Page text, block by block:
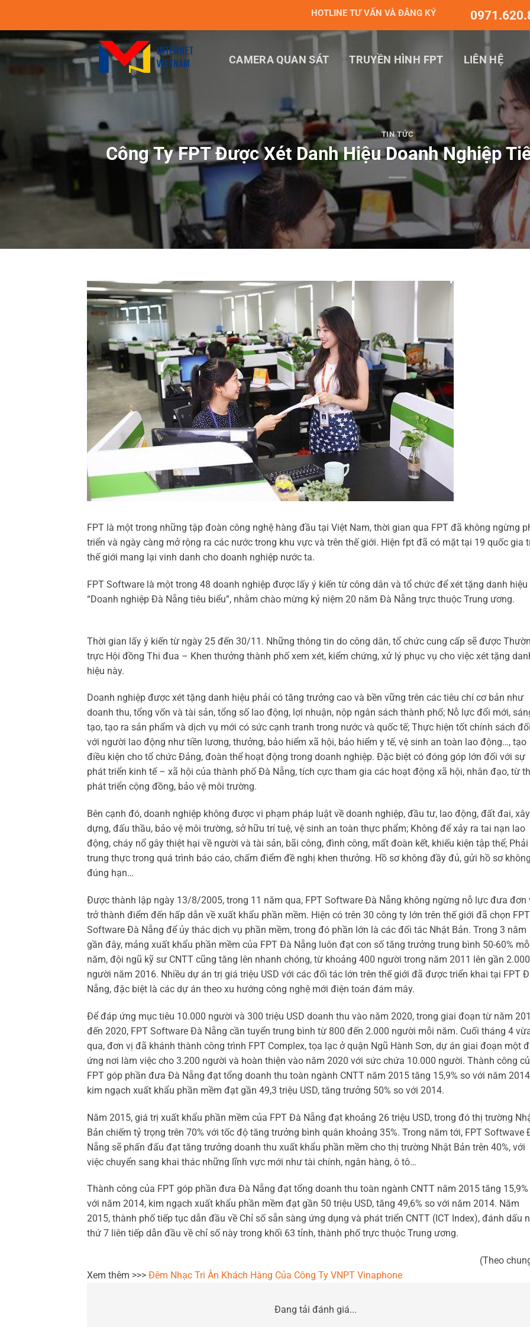
nội
dung
HOTLINE TƯ VẤN VÀ ĐĂNG KÝ
CAMERA QUAN SÁT TRUYỀN HÌNH FPT LIÊN HỆ
TIN TỨC
Công Ty FPT Được Xét Danh Hiệu Doanh Nghiệp
FPT là một trong những tập đoàn công nghệ hàng đầu tại Việt Nam, thời gian qua FPT đã không ngừng
triển và ngày càng mở rộng ra các nước trong khu vực và trên thế giới. Hiện fpt đã có mặt tại 19 quốc gia
thế giới mang lại vinh danh cho doanh nghiệp nước ta.
FPT Software là một trong 48 doanh nghiệp được lấy ý kiến từ công dân và tổ chức để xét tặng danh hiệu
“Doanh nghiệp Đà Nẵng tiêu biểu”, nhằm chào mừng kỷ niệm 20 năm Đà Nẵng trực thuộc Trung ương.
Thời gian lấy ý kiến từ ngày 25 đến 30/11. Những thông tin do công dân, tổ chức cung cấp sẽ được
trực Hội đồng Thi đua – Khen thưởng thành phố xem xét, kiểm chứng, xử lý phục vụ cho việc xét tặng
hiệu này.
Doanh nghiệp được xét tặng danh hiệu phải có tăng trưởng cao và bền vững trên các tiêu chí cơ bản như
doanh thu, tổng vốn và tài sản, tổng số lao động, lợi nhuận, nộp ngân sách thành phố; Nỗ lực đổi mới,
tạo, tạo ra sản phẩm và dịch vụ mới có sức cạnh tranh trong nước và quốc tế; Thực hiện tốt chính sách đối
với người lao động như tiền lương, thưởng, bảo hiểm xã hội, bảo hiểm y tế, vệ sinh an toàn lao động…, tạo
điều kiện cho tổ chức Đảng, đoàn thể hoạt động trong doanh nghiệp. Đặc biệt có đóng góp lớn đối với sự
phát triển kinh tế – xã hội của thành phố Đà Nẵng, tích cực tham gia các hoạt động xã hội, nhân đạo, từ
phát triển cộng đồng, bảo vệ môi trường.
Bên cạnh đó, doanh nghiệp không được vi phạm pháp luật về doanh nghiệp, đầu tư, lao động, đất đai, xây
dựng, đấu thầu, bảo vệ môi trường, sở hữu trí tuệ, vệ sinh an toàn thực phẩm; Không để xảy ra tai nạn lao
động, cháy nổ gây thiệt hại về người và tài sản, bãi công, đình công, mất đoàn kết, khiếu kiện tập thể; Phải
trung thực trong quá trình báo cáo, chấm điểm đề nghị khen thưởng. Hồ sơ không đầy đủ, gửi hồ sơ không
đúng hạn…
Được thành lập ngày 13/8/2005, trong 11 năm qua, FPT Software Đà Nẵng không ngừng nỗ lực đưa đơn
trở thành điểm đến hấp dẫn về xuất khẩu phần mềm. Hiện có trên 30 công ty lớn trên thế giới đã chọn FPT
Software Đà Nẵng để ủy thác dịch vụ phần mềm, trong đó phần lớn là các đối tác Nhật Bản. Trong 3 năm
gần đây, mảng xuất khẩu phần mềm của FPT Đà Nẵng luôn đạt con số tăng trưởng trung bình 50-60%
năm, đội ngũ kỹ sư CNTT cũng tăng lên nhanh chóng, từ khoảng 400 người trong năm 2011 lên gần 2.000
người năm 2016. Nhiều dự án trị giá triệu USD với các đối tác lớn trên thế giới đã được triển khai tại FPT
Nẵng, đặc biệt là các dự án theo xu hướng công nghệ mới điện toán đám mây.
Để đáp ứng mục tiêu 10.000 người và 300 triệu USD doanh thu vào năm 2020, trong giai đoạn từ năm
đến 2020, FPT Software Đà Nẵng cần tuyển trung bình từ 800 đến 2.000 người mỗi năm. Cuối tháng 4
qua, đơn vị đã khánh thành công trình FPT Complex, tọa lạc ở quận Ngũ Hành Sơn, dự án giai đoạn một
ứng nơi làm việc cho 3.200 người và hoàn thiện vào năm 2020 với sức chứa 10.000 người. Thành công
FPT góp phần đưa Đà Nẵng đạt tổng doanh thu toàn ngành CNTT năm 2015 tăng 15,9% so với năm
kim ngạch xuất khẩu phần mềm đạt gần 49,3 triệu USD, tăng trưởng 50% so với 2014.
Năm 2015, giá trị xuất khẩu phần mềm của FPT Đà Nẵng đạt khoảng 26 triệu USD, trong đó thị trường
Bản chiếm tỷ trọng trên 70% với tốc độ tăng trưởng bình quân khoảng 35%. Trong năm tới, FPT Softwave
Nẵng sẽ phấn đấu đạt tăng trưởng doanh thu xuất khẩu phần mềm cho thị trường Nhật Bản trên 40%, với
việc chuyển sang khai thác những lĩnh vực mới như tài chính, ngân hàng, ô tô…
Thành công của FPT góp phần đưa Đà Nẵng đạt tổng doanh thu toàn ngành CNTT năm 2015 tăng
với năm 2014, kim ngạch xuất khẩu phần mềm đạt gần 50 triệu USD, tăng 49,6% so với năm 2014. Năm
2015, thành phố tiếp tục dẫn đầu về Chỉ số sẵn sàng ứng dụng và phát triển CNTT (ICT Index), đánh dấu
thứ 7 liên tiếp dẫn đầu về chỉ số này trong khối 63 tỉnh, thành phố trực thuộc Trung ương.
(Theo
Xem thêm >>> Đêm Nhạc Tri Ân Khách Hàng Của Công Ty VNPT Vinaphone
Đang tải đánh giá...